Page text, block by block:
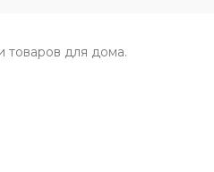
товаров для дома.